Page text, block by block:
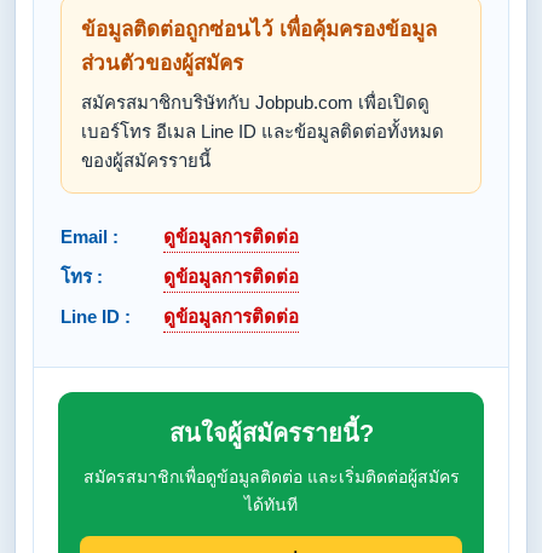
ข้อมูลติดต่อถูกซ่อนไว้ เพื่อคุ้มครองข้อมูล
ส่วนตัวของผู้สมัคร
สมัครสมาชิกบริษัทกับ Jobpub.com เพื่อเปิดดู
เบอร์โทร อีเมล Line ID และข้อมูลติดต่อทั้งหมด
ของผู้สมัครรายนี้
Email :
ดูข้อมูลการติดต่อ
โทร :
ดูข้อมูลการติดต่อ
Line ID :
ดูข้อมูลการติดต่อ
สนใจผู้สมัครรายนี้?
สมัครสมาชิกเพื่อดูข้อมูลติดต่อ และเริ่มติดต่อผู้สมัคร
ได้ทันที